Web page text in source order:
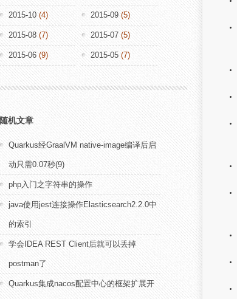
2015-10 (4) 2015-09 (5)
2015-08 (7) 2015-07 (5)
2015-06 (9) 2015-05 (7)
随机文章
Quarkus经GraalVM native-image编译后启
动只需0.07秒(9)
php入门之字符串的操作
java使用jest连接操作Elasticsearch2.2.0中
的索引
学会IDEA REST Client后就可以丢掉
postman了
Quarkus集成nacos配置中心的框架扩展开